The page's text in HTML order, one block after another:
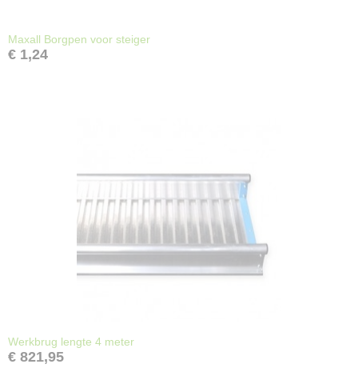
Maxall Borgpen voor steiger
€ 1,24
Werkbrug lengte 4 meter
€ 821,95